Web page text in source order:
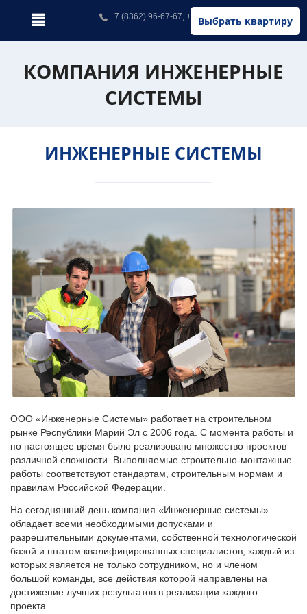
Выбрать квартиру
+7 (8362) 96-67-67, +7 (902) 326-67-67
КОМПАНИЯ ИНЖЕНЕРНЫЕ
СИСТЕМЫ
ИНЖЕНЕРНЫЕ СИСТЕМЫ
ООО «Инженерные Системы» работает на строительном
рынке Республики Марий Эл с 2006 года. С момента работы и
по настоящее время было реализовано множество проектов
различной сложности. Выполняемые строительно-монтажные
работы соответствуют стандартам, строительным нормам и
правилам Российской Федерации.
На сегодняшний день компания «Инженерные системы»
обладает всеми необходимыми допусками и
разрешительными документами, собственной технологической
базой и штатом квалифицированных специалистов, каждый из
которых является не только сотрудником, но и членом
большой команды, все действия которой направлены на
достижение лучших результатов в реализации каждого
проекта.